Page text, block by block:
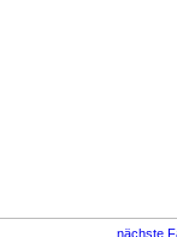
nächste